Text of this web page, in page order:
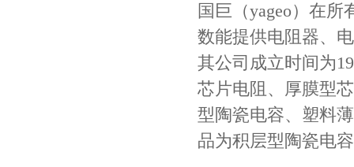
国巨（yageo）在
数能提供电阻器、
其公司成立时间为
芯片电阻、厚膜型
型陶瓷电容、塑料
品为积层型陶瓷电